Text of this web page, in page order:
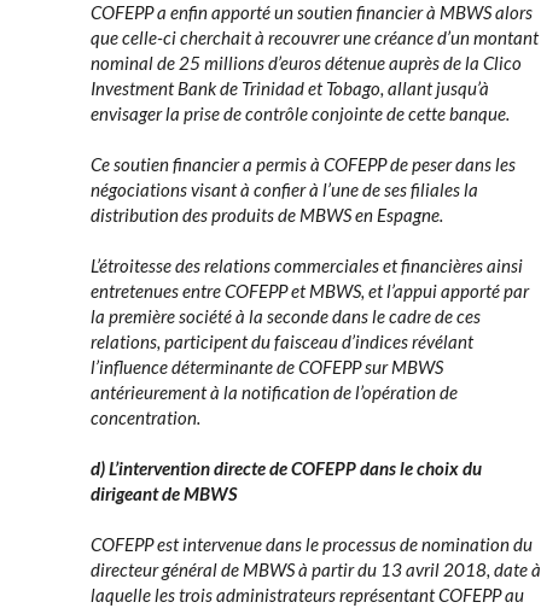
COFEPP a enfin apporté un soutien financier à MBWS alors
que celle-ci cherchait à recouvrer une créance d’un montant
nominal de 25 millions d’euros détenue auprès de la Clico
Investment Bank de Trinidad et Tobago, allant jusqu’à
envisager la prise de contrôle conjointe de cette banque.
Ce soutien financier a permis à COFEPP de peser dans les
négociations visant à confier à l’une de ses filiales la
distribution des produits de MBWS en Espagne.
L’étroitesse des relations commerciales et financières ainsi
entretenues entre COFEPP et MBWS, et l’appui apporté par
la première société à la seconde dans le cadre de ces
relations, participent du faisceau d’indices révélant
l’influence déterminante de COFEPP sur MBWS
antérieurement à la notification de l’opération de
concentration.
d) L’intervention directe de COFEPP dans le choix du
dirigeant de MBWS
COFEPP est intervenue dans le processus de nomination du
directeur général de MBWS à partir du 13 avril 2018, date à
laquelle les trois administrateurs représentant COFEPP au